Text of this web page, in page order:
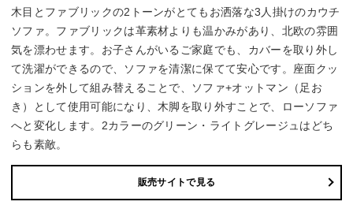
木目とファブリックの2トーンがとてもお洒落な3人掛けのカウチ
ソファ。ファブリックは革素材よりも温かみがあり、北欧の雰囲
気を漂わせます。お子さんがいるご家庭でも、カバーを取り外し
て洗濯ができるので、ソファを清潔に保てて安心です。座面クッ
ションを外して組み替えることで、ソファ+オットマン（足お
き）として使用可能になり、木脚を取り外すことで、ローソファ
へと変化します。2カラーのグリーン・ライトグレージュはどち
らも素敵。
販売サイトで見る